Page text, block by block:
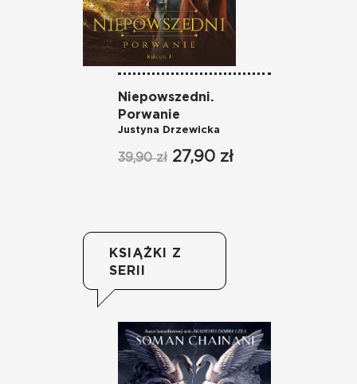
Niepowszedni.
Porwanie
Justyna Drzewicka
39,90 zł 27,90 zł
KSIĄŻKI Z
SERII